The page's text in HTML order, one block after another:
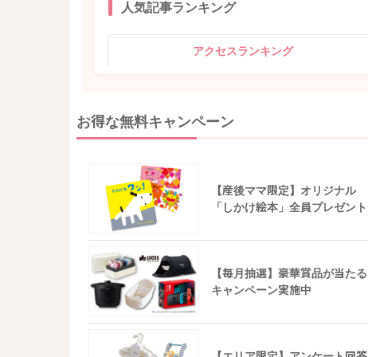
人気記事ランキング
アクセスランキング
お得な無料キャンペーン
【産後ママ限定】オリジナル
「しかけ絵本」全員プレゼント
【毎月抽選】豪華賞品が当たる
キャンペーン実施中